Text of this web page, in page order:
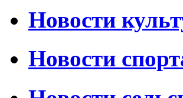
Новости
Новости